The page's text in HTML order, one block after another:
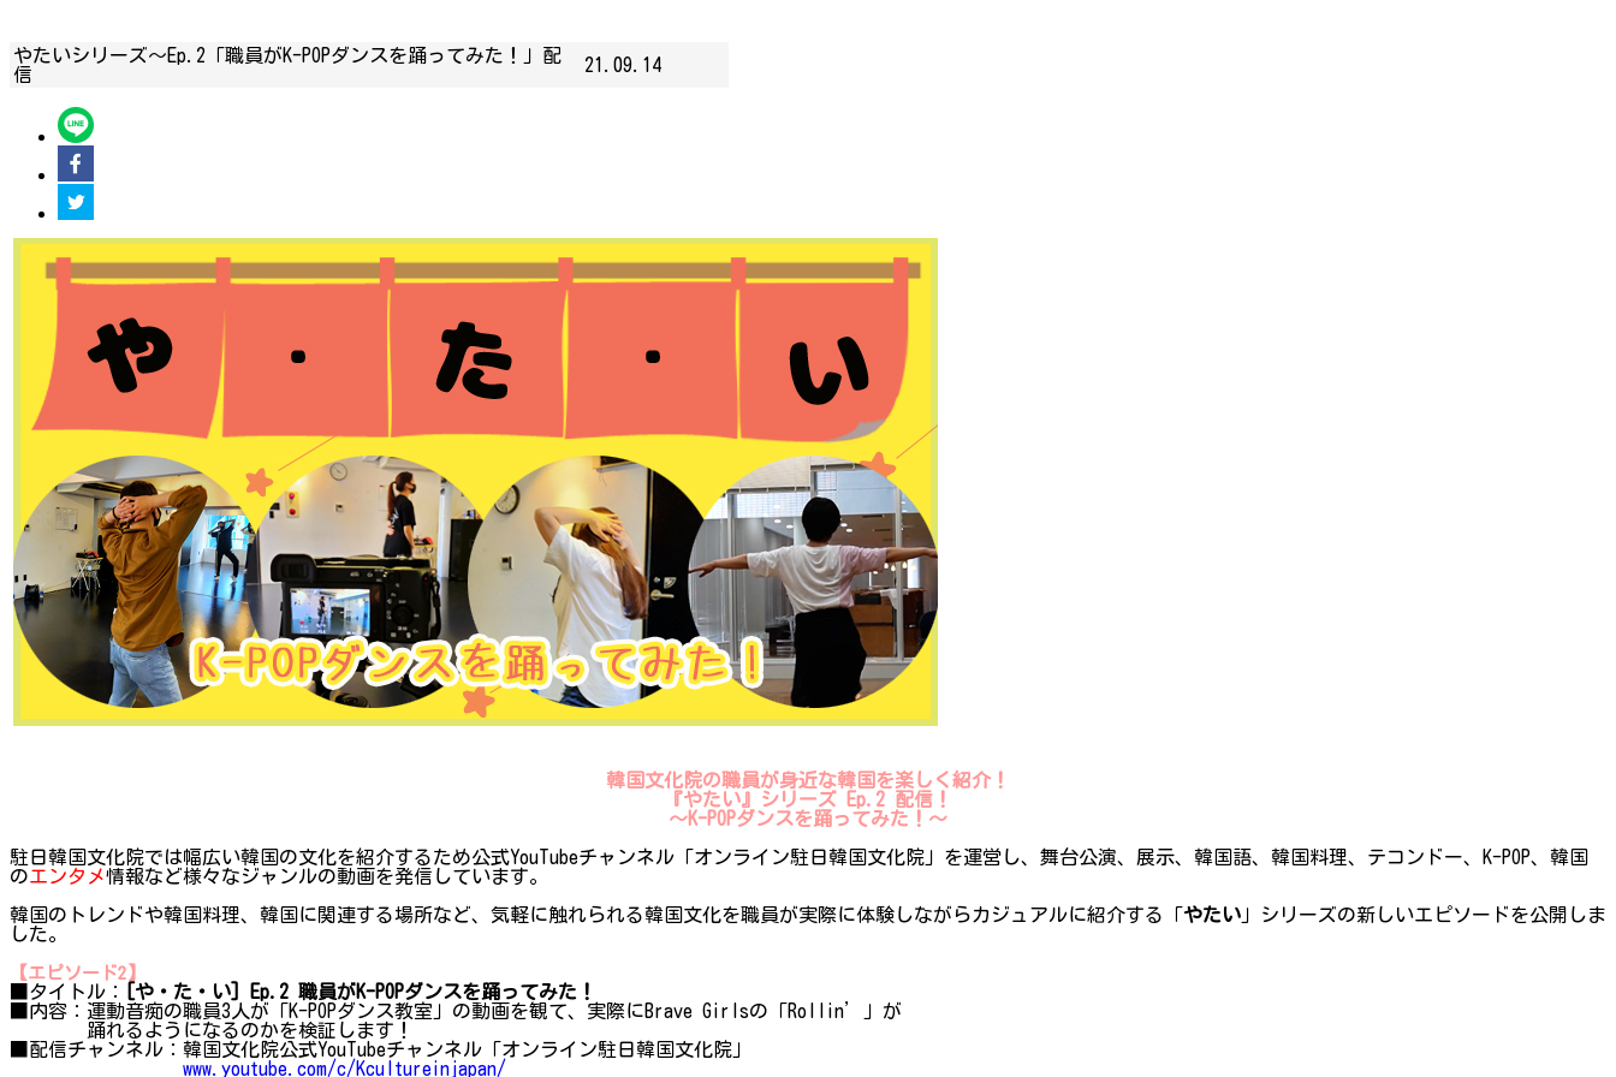
やたいシリーズ～Ep.2「職員がK-POPダンスを踊ってみた！」配
信
21.09.14
韓国文化院の職員が身近な韓国を楽しく紹介！
『やたい』シリーズ Ep.2 配信！
〜K-POPダンスを踊ってみた！〜
駐日韓国文化院では幅広い韓国の文化を紹介するため公式YouTubeチャンネル「オンライン駐日韓国文化院」を運営し、舞台公演、展示、韓国語、韓国料理、テコンドー、K-POP、韓国
のエンタメ情報など様々なジャンルの動画を発信しています。
韓国のトレンドや韓国料理、韓国に関連する場所など、気軽に触れられる韓国文化を職員が実際に体験しながらカジュアルに紹介する「やたい 」シリーズの新しいエピソードを公開しま
した。
【エピソード2】
■タイトル：
[や・た・い] Ep.2 職員がK-POPダンスを踊ってみた！
■内容：運動音痴の職員3人が「K-POPダンス教室」の動画を観て、実際にBrave Girlsの「Rollin’」が
踊れるようになるのかを検証します！
■配信チャンネル：韓国文化院公式YouTubeチャンネル「オンライン駐日韓国文化院」
www.youtube.com/c/Kcultureinjapan/